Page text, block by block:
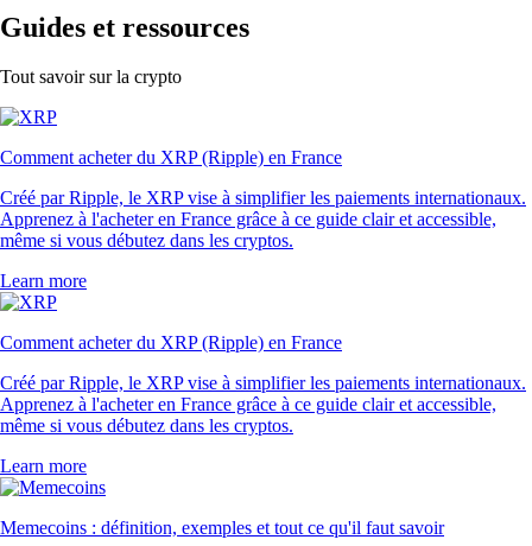
Guides et ressources
Tout savoir sur la crypto
Comment acheter du XRP (Ripple) en France
Créé par Ripple, le XRP vise à simplifier les paiements internationaux.
Apprenez à l'acheter en France grâce à ce guide clair et accessible,
même si vous débutez dans les cryptos.
Learn more
Comment acheter du XRP (Ripple) en France
Créé par Ripple, le XRP vise à simplifier les paiements internationaux.
Apprenez à l'acheter en France grâce à ce guide clair et accessible,
même si vous débutez dans les cryptos.
Learn more
Memecoins : définition, exemples et tout ce qu'il faut savoir